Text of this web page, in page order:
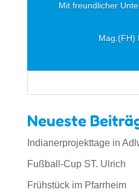
Mit freundlicher
Mag.(FH)
Neueste
Indianerprojekttage in
Fußball-Cup ST. Ulrich
Frühstück im Pfarrheim